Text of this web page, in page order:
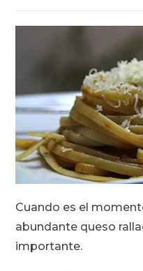
Cuando es el
abundante queso
importante.